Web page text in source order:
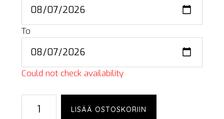
To
Could not check availability
LISÄÄ OSTOSKORIIN